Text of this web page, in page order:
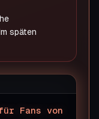
späten
Fans von